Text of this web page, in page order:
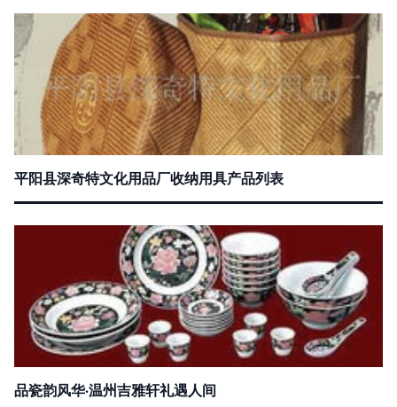
平阳县深奇特文化用品厂收纳用具产品列表
品瓷韵风华·温州吉雅轩礼遇人间